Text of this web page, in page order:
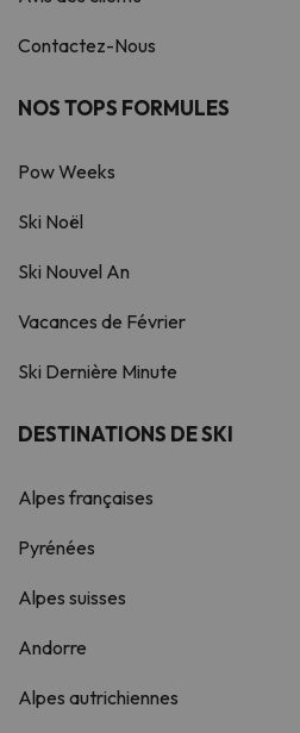
Contactez-Nous
NOS TOPS FORMULES
Pow Weeks
Ski Noël
Ski Nouvel An
Vacances de Février
Ski Dernière Minute
DESTINATIONS DE SKI
Alpes françaises
Pyrénées
Alpes suisses
Andorre
Alpes autrichiennes